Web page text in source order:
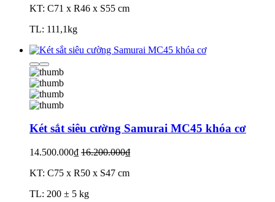
KT: C71 x R46 x S55 cm
TL: 111,1kg
Két sắt siêu cường Samurai MC45 khóa cơ
14.500.000₫ 16.200.000₫
KT: C75 x R50 x S47 cm
TL: 200 ± 5 kg